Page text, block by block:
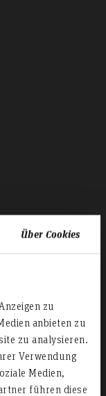
Über Cookies
zu
anbieten zu
zu analysieren.
Verwendung
Medien,
führen diese